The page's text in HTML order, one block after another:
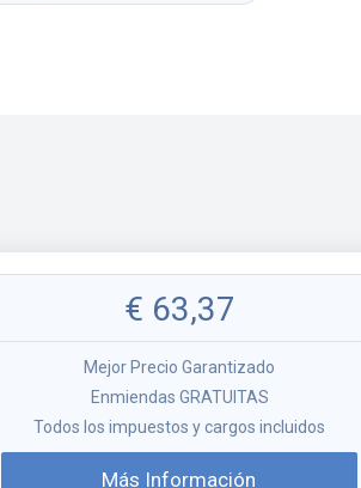
€ 63,37
Mejor Precio Garantizado
Enmiendas GRATUITAS
Todos los impuestos y cargos incluidos
Más Información